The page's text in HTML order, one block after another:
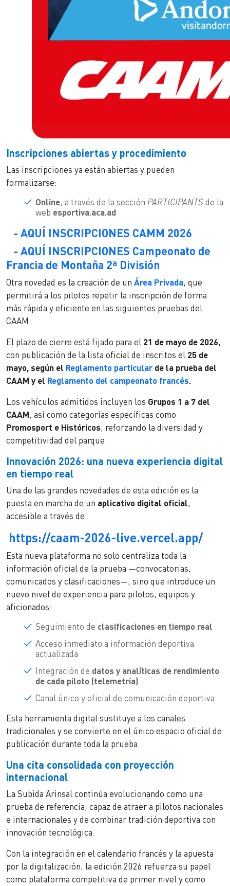
Inscripciones abiertas y procedimiento
Las inscripciones ya están abiertas y pueden
formalizarse:
Online, a través de la sección PARTICIPANTS de la
web esportiva.aca.ad
- AQUÍ INSCRIPCIONES CAMM 2026
- AQUÍ INSCRIPCIONES Campeonato de
Francia de Montaña 2ª División
Otra novedad es la creación de un Área Privada, que
permitirá a los pilotos repetir la inscripción de forma
más rápida y eficiente en las siguientes pruebas del
CAAM.
El plazo de cierre está fijado para el 21 de mayo de 2026,
con publicación de la lista oficial de inscritos el 25 de
mayo, según el Reglamento particularde la prueba del
CAAM y el Reglamento del campeonato francés.
Los vehículos admitidos incluyen los Grupos 1 a 7 del
CAAM, así como categorías específicas como
Promosport e Históricos, reforzando la diversidad y
competitividad del parque.
Innovación 2026: una nueva experiencia digital
en tiempo real
Una de las grandes novedades de esta edición es la
puesta en marcha de un aplicativo digital oficial,
accesible a través de:
https://caam-2026-live.vercel.app/
Esta nueva plataforma no solo centraliza toda la
información oficial de la prueba —convocatorias,
comunicados y clasificaciones—, sino que introduce un
nuevo nivel de experiencia para pilotos, equipos y
aficionados:
Seguimiento de clasificaciones en tiempo real
Acceso inmediato a información deportiva
actualizada
Integración de datos y analíticas de rendimiento
de cada piloto (telemetría)
Canal único y oficial de comunicación deportiva
Esta herramienta digital sustituye a los canales
tradicionales y se convierte en el único espacio oficial de
publicación durante toda la prueba.
Una cita consolidada con proyección
internacional
La Subida Arinsal continúa evolucionando como una
prueba de referencia, capaz de atraer a pilotos nacionales
e internacionales y de combinar tradición deportiva con
innovación tecnológica.
Con la integración en el calendario francés y la apuesta
por la digitalización, la edición 2026 refuerza su papel
como plataforma competitiva de primer nivel y como